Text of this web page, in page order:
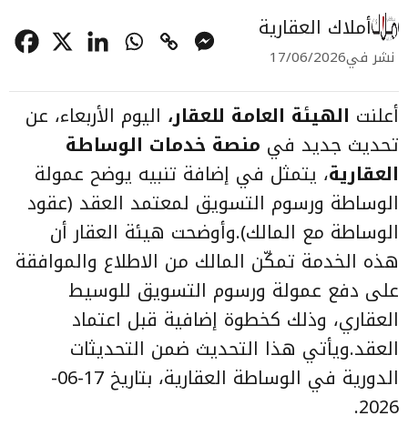
أملاك العقارية
نشر في17/06/2026
أعلنت الهيئة العامة للعقار، اليوم الأربعاء، عن
تحديث جديد في منصة خدمات الوساطة
العقارية، يتمثل في إضافة تنبيه يوضح عمولة
الوساطة ورسوم التسويق لمعتمد العقد (عقود
الوساطة مع المالك).وأوضحت هيئة العقار أن
هذه الخدمة تمكّن المالك من الاطلاع والموافقة
على دفع عمولة ورسوم التسويق للوسيط
العقاري، وذلك كخطوة إضافية قبل اعتماد
العقد.ويأتي هذا التحديث ضمن التحديثات
الدورية في الوساطة العقارية، بتاريخ 17-06-
2026.